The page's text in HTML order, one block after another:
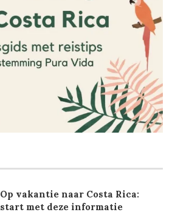
Op vakantie naar Costa Rica:
start met deze informatie